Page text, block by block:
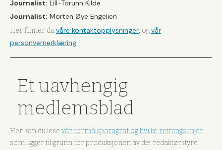
Journalist: Lill-Torunn Kilde
Journalist: Morten Øye Engelien
Her finner duvåre kontaktopplysninger, ogvår
personvernerklæring.
Et uavhengig
medlemsblad
Her kan du lese vår formålsparagraf og hvilke retningslinjer
som ligger til grunn for produksjonen av det redaktørstyre